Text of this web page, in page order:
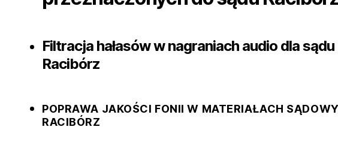
Filtracja hałasów w nagraniach audio dla sądu
Racibórz
POPRAWA JAKOŚCI FONII W MATERIAŁACH
RACIBÓRZ